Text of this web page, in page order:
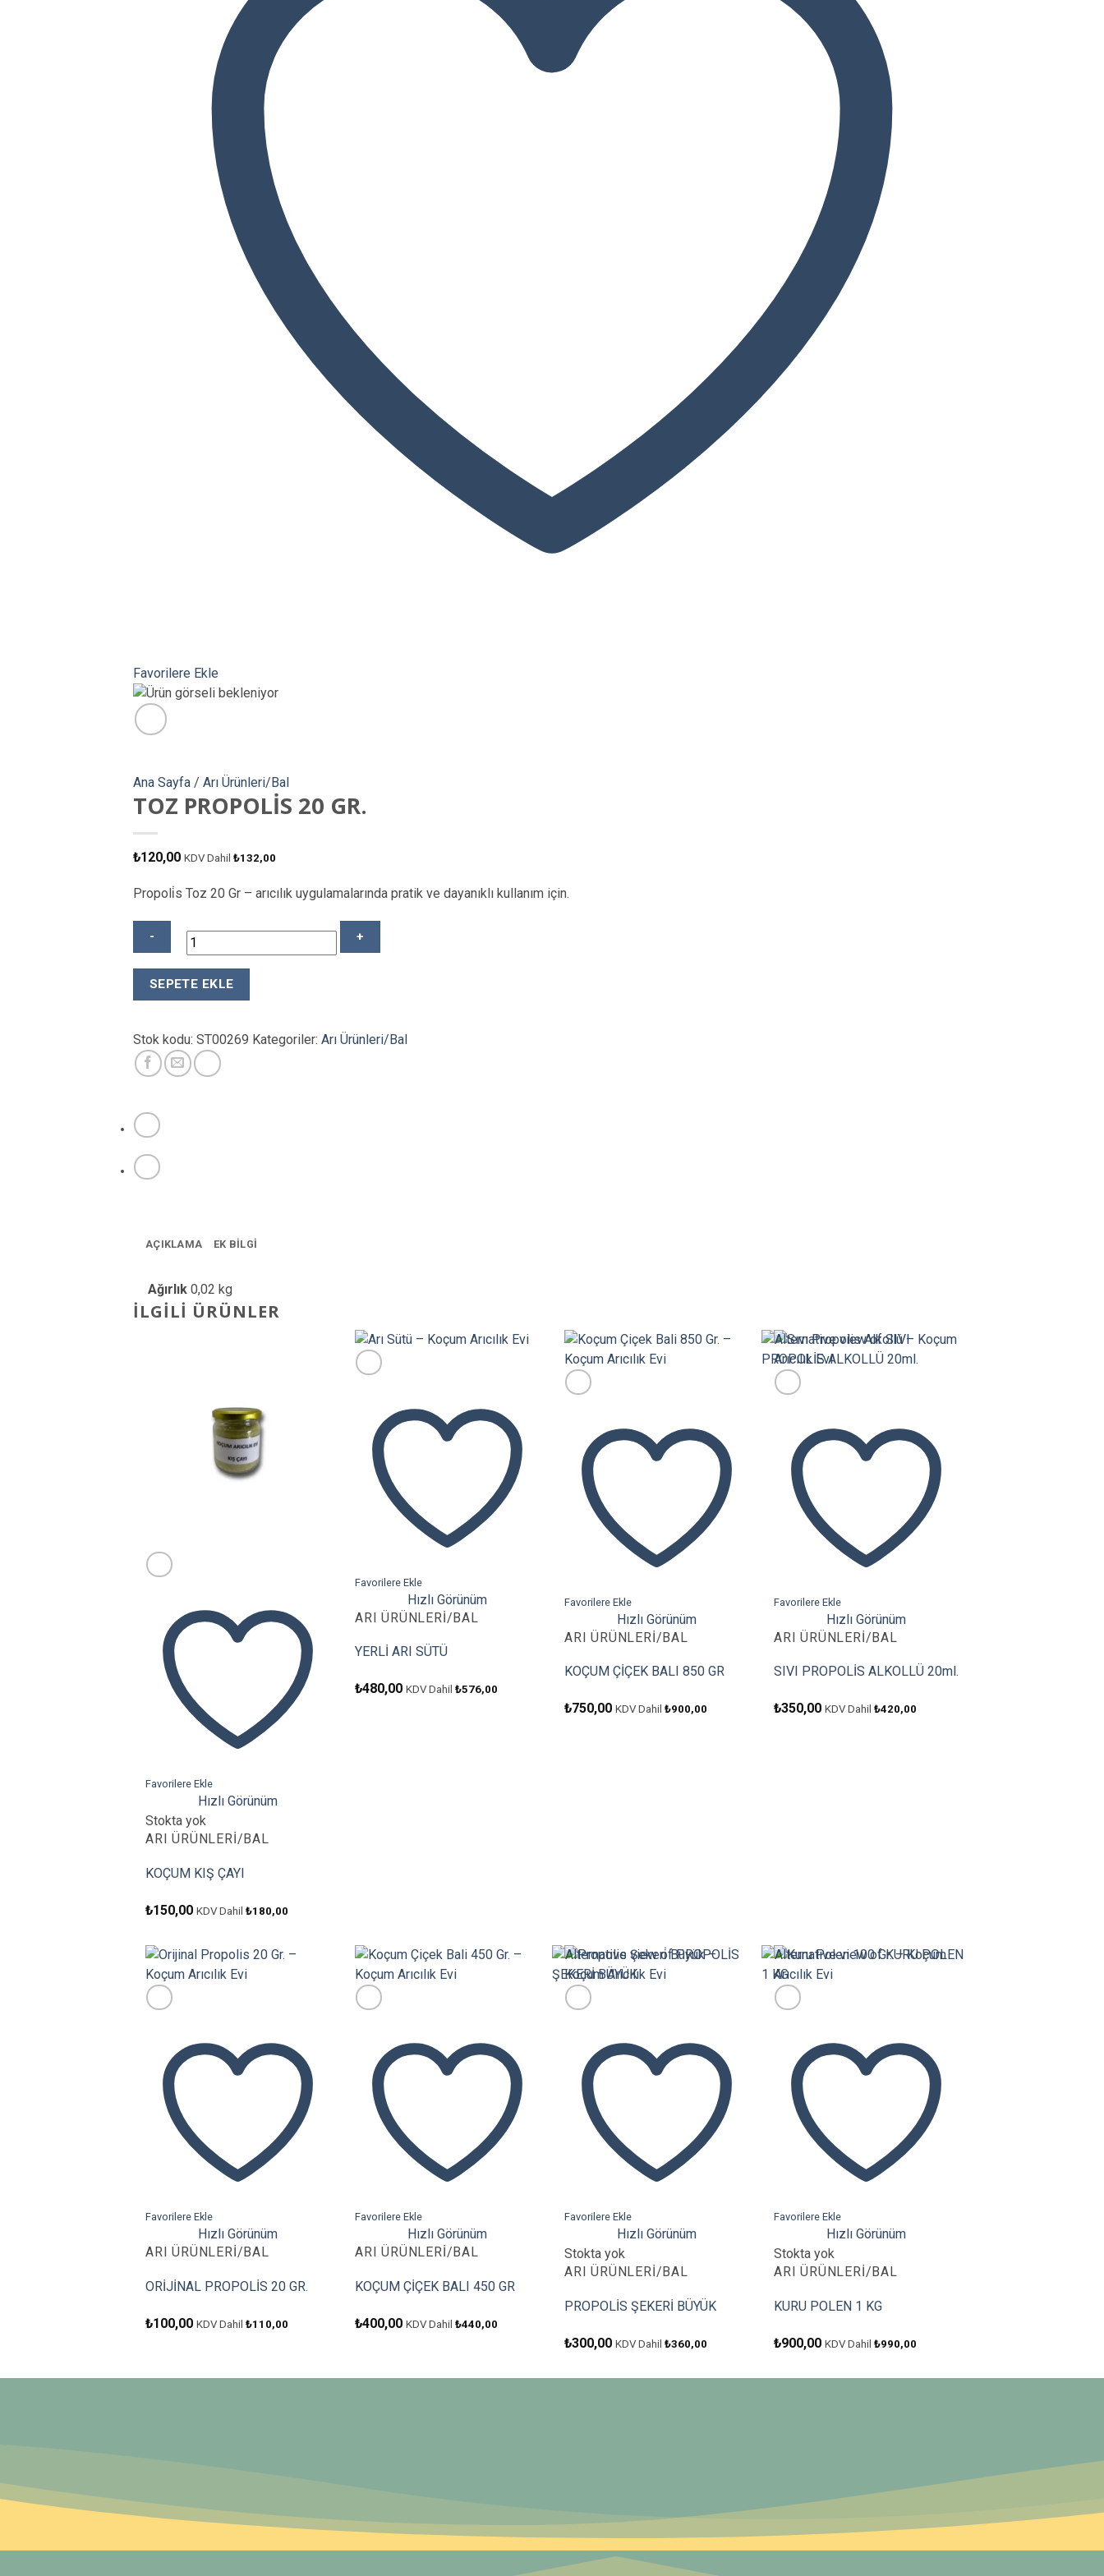
Favorilere Ekle
Ana Sayfa / Arı Ürünleri/Bal
TOZ PROPOLİS 20 GR.
₺120,00 KDV Dahil ₺132,00
Propoli̇s Toz 20 Gr – arıcılık uygulamalarında pratik ve dayanıklı kullanım için.
TOZ
adet
SEPETE EKLE
Stok kodu: ST00269 Kategoriler: Arı Ürünleri/Bal
AÇIKLAMA EK BILGI
Ağırlık 0,02 kg
İLGILI ÜRÜNLER
Favorilere Ekle
Hızlı Görünüm
Stokta yok
ARI ÜRÜNLERI/BAL
KOÇUM KIŞ ÇAYI
₺150,00 KDV Dahil ₺180,00
Favorilere Ekle
Hızlı Görünüm
ARI ÜRÜNLERI/BAL
YERLİ ARI SÜTÜ
₺480,00 KDV Dahil ₺576,00
Favorilere Ekle
Hızlı Görünüm
ARI ÜRÜNLERI/BAL
KOÇUM ÇİÇEK BALI 850 GR
₺750,00 KDV Dahil ₺900,00
Favorilere Ekle
Hızlı Görünüm
ARI ÜRÜNLERI/BAL
SIVI PROPOLİS ALKOLLÜ 20ml.
₺350,00 KDV Dahil ₺420,00
Favorilere Ekle
Hızlı Görünüm
ARI ÜRÜNLERI/BAL
ORİJİNAL PROPOLİS 20 GR.
₺100,00 KDV Dahil ₺110,00
Favorilere Ekle
Hızlı Görünüm
ARI ÜRÜNLERI/BAL
KOÇUM ÇİÇEK BALI 450 GR
₺400,00 KDV Dahil ₺440,00
Favorilere Ekle
Hızlı Görünüm
Stokta yok
ARI ÜRÜNLERI/BAL
PROPOLİS ŞEKERİ BÜYÜK
₺300,00 KDV Dahil ₺360,00
Favorilere Ekle
Hızlı Görünüm
Stokta yok
ARI ÜRÜNLERI/BAL
KURU POLEN 1 KG
₺900,00 KDV Dahil ₺990,00